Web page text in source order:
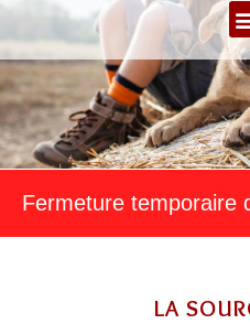
Fermeture temporaire
LA